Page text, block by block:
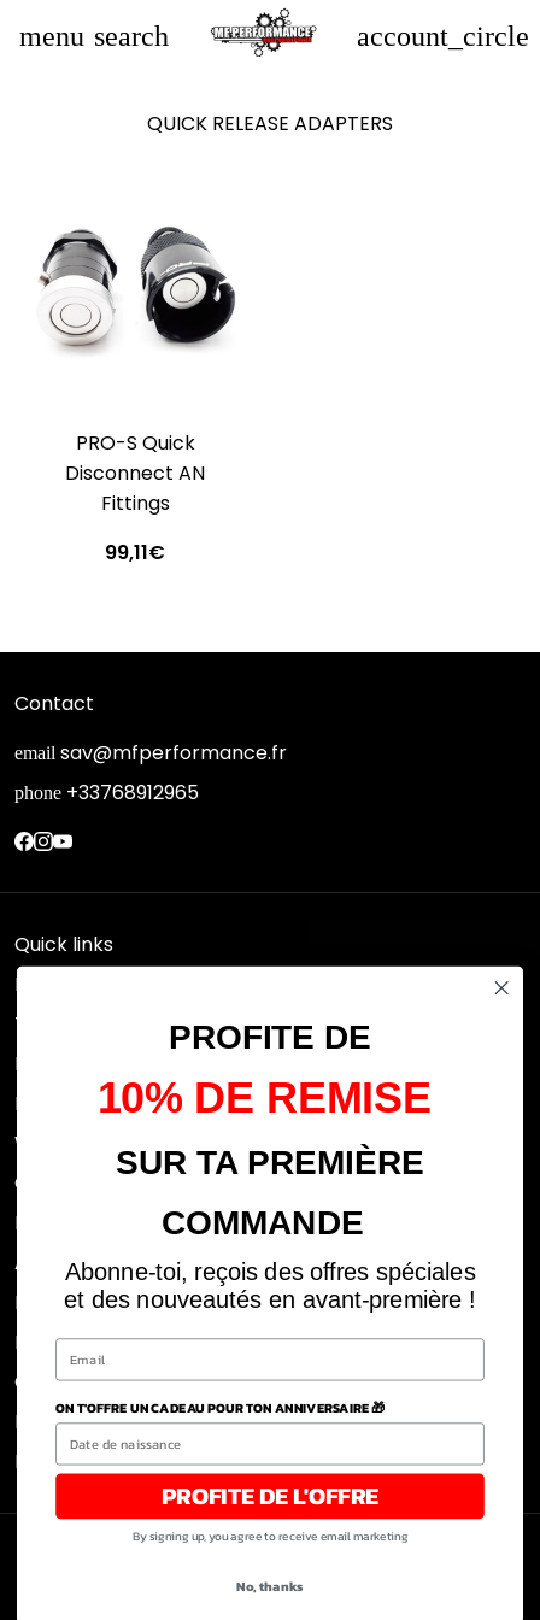
menu search account_circle
QUICK RELEASE ADAPTERS
PRO-S Quick
Disconnect AN
Fittings
99,11€
Contact
email sav@mfperformance.fr
phone +33768912965
Quick links
Research
Terms of use
FAQs
Privacy Policy
Withdrawal rights
OFFICIAL DEALERS
Legal notices
ABOUT US
REJOINS LA TEAM
BLOG
CLICK AND COLLECT DOM
POLITIQUE DE RETOUR ET REMBOURSEMENT
Refund Policy
Payment
PROFITE DE
10% DE REMISE
SUR TA PREMIÈRE
COMMANDE
Abonne-toi, reçois des offres spéciales
et des nouveautés en avant-première !
ON T'OFFRE UN CADEAU POUR TON ANNIVERSAIRE 🎁
PROFITE DE L'OFFRE
By signing up, you agree to receive email marketing
No, thanks